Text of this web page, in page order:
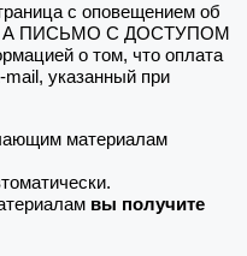
с оповещением об
А ПИСЬМО С ДОСТУПОМ
о том, что оплата
указанный при
материалам
вы получите